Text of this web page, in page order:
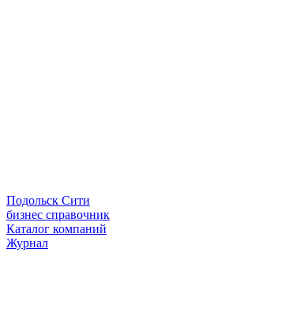
Подольск Сити
бизнес справочник
Каталог компаний
Журнал